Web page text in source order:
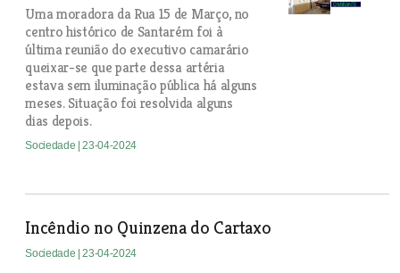
Uma moradora da Rua 15 de Março, no
centro histórico de Santarém foi à
última reunião do executivo camarário
queixar-se que parte dessa artéria
estava sem iluminação pública há alguns
meses. Situação foi resolvida alguns
dias depois.
Sociedade | 23-04-2024
Incêndio no Quinzena do Cartaxo
Sociedade | 23-04-2024